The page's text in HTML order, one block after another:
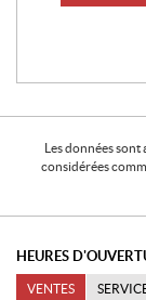
Les données
considérées
HEURES
VENTES